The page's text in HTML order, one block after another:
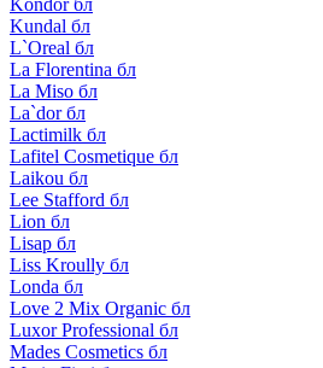
Kondor бл
Kundal бл
L`Oreal бл
La Florentina бл
La Miso бл
La`dor бл
Lactimilk бл
Lafitel Cosmetique бл
Laikou бл
Lee Stafford бл
Lion бл
Lisap бл
Liss Kroully бл
Londa бл
Love 2 Mix Organic бл
Luxor Professional бл
Mades Cosmetics бл